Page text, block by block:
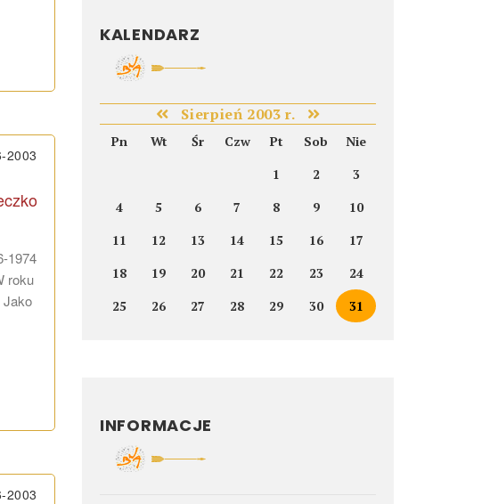
2003
1974
roku
Jako
2003
KALENDARZ
Sierpień 2003 r.
Pn Wt Śr Czw Pt Sob
Nie
1
2
3
4
5 6 7 8 9
10
11
12 13 14 15 16
17
18
19 20 21 22 23
24
25
26 27 28 29 30 31
INFORMACJE